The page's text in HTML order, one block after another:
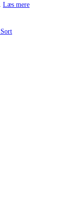
Læs mere